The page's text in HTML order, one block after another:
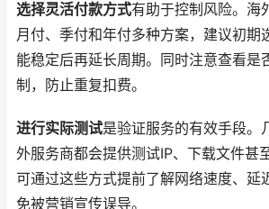
选择灵活付款方式有助于控制风险。海
月付、季付和年付多种方案，建议初期
能稳定后再延长周期。同时注意查看是
制，防止重复扣费。
进行实际测试是验证服务的有效手段。
外服务商都会提供测试IP、下载文件甚
可通过这些方式提前了解网络速度、延
免被营销宣传误导。